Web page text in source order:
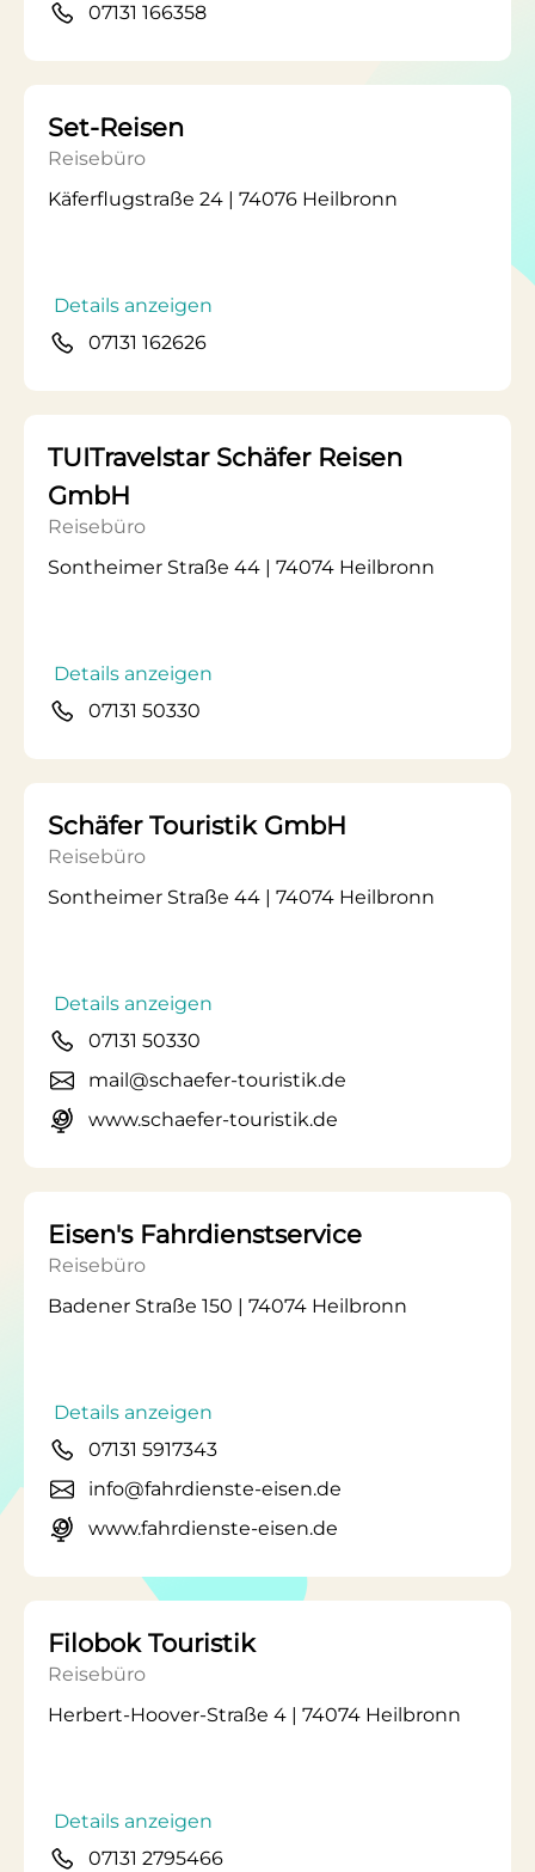
07131 166358
Set-Reisen
Reisebüro
Käferflugstraße 24 | 74076 Heilbronn
Details anzeigen
07131 162626
TUITravelstar Schäfer Reisen
GmbH
Reisebüro
Sontheimer Straße 44 | 74074 Heilbronn
Details anzeigen
07131 50330
Schäfer Touristik GmbH
Reisebüro
Sontheimer Straße 44 | 74074 Heilbronn
Details anzeigen
07131 50330
mail@schaefer-touristik.de
www.schaefer-touristik.de
Eisen's Fahrdienstservice
Reisebüro
Badener Straße 150 | 74074 Heilbronn
Details anzeigen
07131 5917343
info@fahrdienste-eisen.de
www.fahrdienste-eisen.de
Filobok Touristik
Reisebüro
Herbert-Hoover-Straße 4 | 74074 Heilbronn
Details anzeigen
07131 2795466